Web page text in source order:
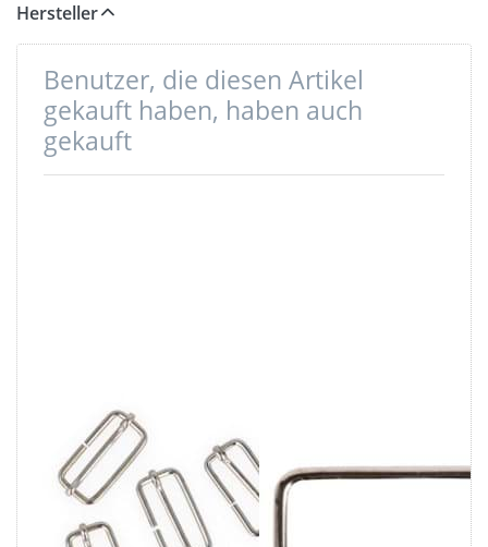
Hersteller
Benutzer, die diesen Artikel
gekauft haben, haben auch
gekauft
Regulator /
Schieber aus
Stahl -
41x17x3,5mm -
aus Stahl -
vernickelt -